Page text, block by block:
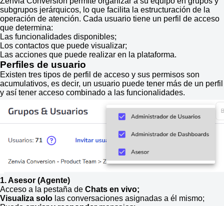
subgrupos jerárquicos, lo que facilita la estructuración de la
operación de atención. Cada usuario tiene un perfil de acceso
que determina:
Las funcionalidades disponibles;
Los contactos que puede visualizar;
Las acciones que puede realizar en la plataforma.
Perfiles de usuario
Existen tres tipos de perfil de acceso y sus permisos son
acumulativos, es decir, un usuario puede tener más de un perfil
y así tener acceso combinado a las funcionalidades.
1. Asesor (Agente)
Acceso a la pestaña de Chats en vivo;
Visualiza solo las conversaciones asignadas a él mismo;